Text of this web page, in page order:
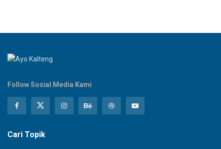
Follow Sosial Media Kami
Cari Topik